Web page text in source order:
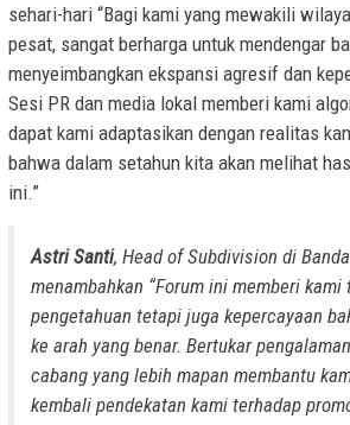
sehari-hari “Bagi kami yang mewakili
pesat, sangat berharga untuk mendengar
menyeimbangkan ekspansi agresif dan
Sesi PR dan media lokal memberi kami
dapat kami adaptasikan dengan realitas
bahwa dalam setahun kita akan melihat
ini.”
Astri Santi, Head of Subdivision di
menambahkan “Forum ini memberi kami
pengetahuan tetapi juga kepercayaan
ke arah yang benar. Bertukar
cabang yang lebih mapan membantu
kembali pendekatan kami terhadap